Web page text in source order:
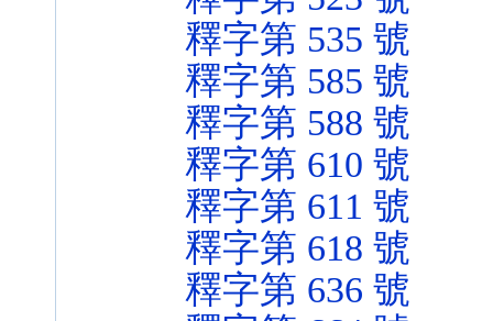
釋字第 535 號
釋字第 585 號
釋字第 588 號
釋字第 610 號
釋字第 611 號
釋字第 618 號
釋字第 636 號